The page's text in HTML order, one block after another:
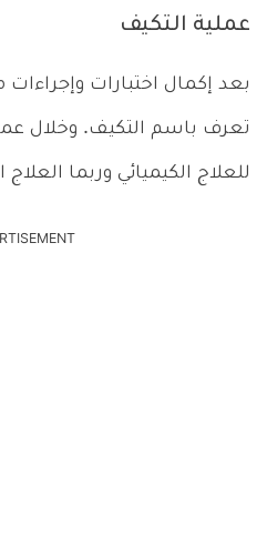
عملية التكيف
بعد إكمال اختبارات وإجراءات
تعرف باسم التكيف. وخلال
للعلاج الكيميائي وربما